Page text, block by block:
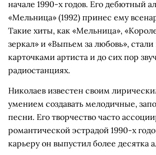
начале 1990-х годов. Его дебютный
«Мельница» (1992) принес ему
Такие хиты, как «Мельница»,
зеркал» и «Выпьем за любовь»,
карточками артиста и до сих пор
радиостанциях.
Николаев известен своим
умением создавать мелодичные,
песни. Его творчество часто
романтической эстрадой 1990-х
карьеру он выпустил более десятка